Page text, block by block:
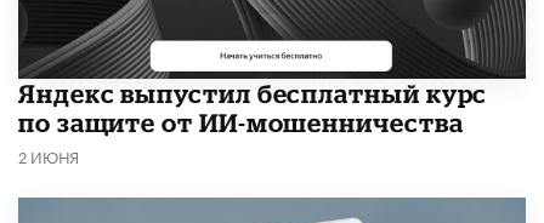
​Яндекс выпустил бесплатный курс
по защите от ИИ-мошенничества
2 ИЮНЯ